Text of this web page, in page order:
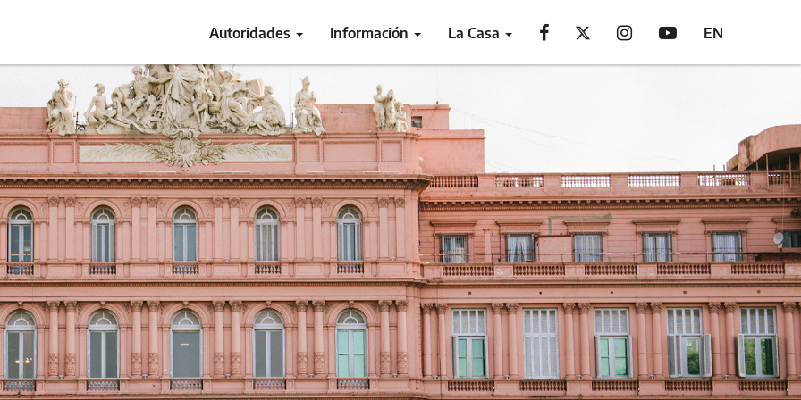
Autoridades Información La Casa EN